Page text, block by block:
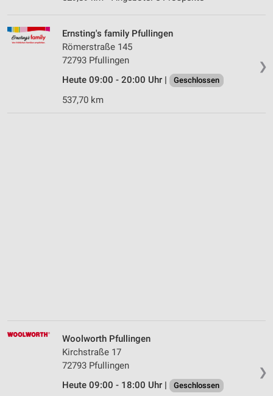
❯
Ernsting's family Pfullingen
Römerstraße 145
72793 Pfullingen
Heute 09:00 - 20:00 Uhr |
Geschlossen
537,70 km
❯
Woolworth Pfullingen
Kirchstraße 17
72793 Pfullingen
Heute 09:00 - 18:00 Uhr |
Geschlossen